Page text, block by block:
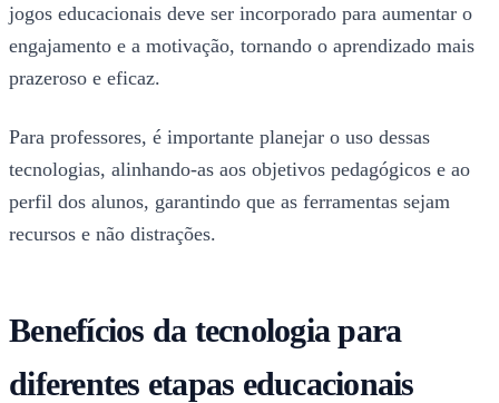
jogos educacionais deve ser incorporado para aumentar o
engajamento e a motivação, tornando o aprendizado mais
prazeroso e eficaz.
Para professores, é importante planejar o uso dessas
tecnologias, alinhando-as aos objetivos pedagógicos e ao
perfil dos alunos, garantindo que as ferramentas sejam
recursos e não distrações.
Benefícios da tecnologia para
diferentes etapas educacionais